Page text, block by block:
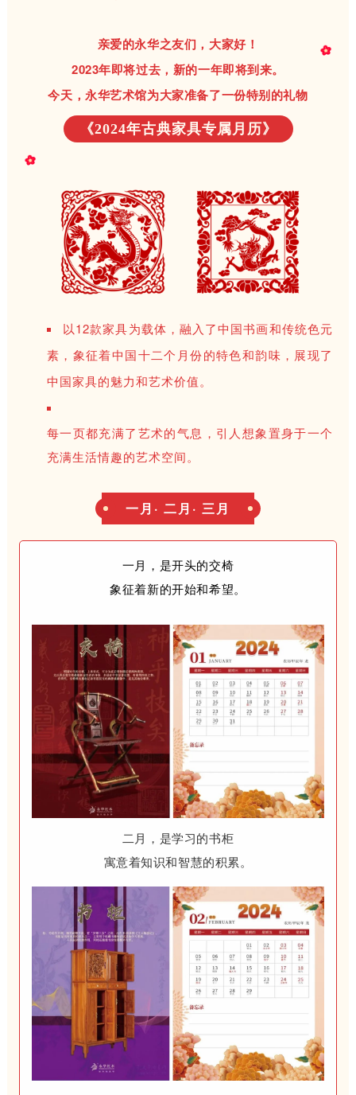
亲爱的永华之友们，大家好！
2023年即将过去，新的一年即将到来。
今天，永华艺术馆为大家准备了一份特别的礼物
《2024年古典家具专属月历》
以12款家具为载体，融入了中国书画和传统色元
素，象征着中国十二个月份的特色和韵味，展现了
中国家具的魅力和艺术价值。
每一页都充满了艺术的气息，引人想象置身于一个
充满生活情趣的艺术空间。
一月· 二月· 三月
一月，是开头的交椅
象征着新的开始和希望。
二月，是学习的书柜
寓意着知识和智慧的积累。